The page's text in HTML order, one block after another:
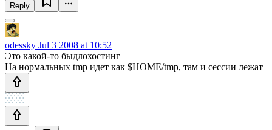
Reply
odessky Jul 3 2008 at 10:52
Это какой-то быдлохостинг
На нормальных tmp идет как $HOME/tmp, там и сессии лежат